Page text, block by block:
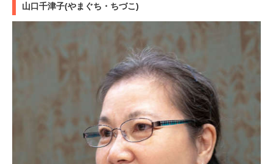
山口千津子(やまぐち・ちづこ)